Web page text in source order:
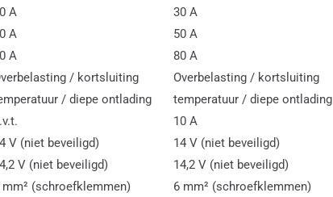
A
A
A
/ kortsluiting
/ diepe ontlading
V (niet beveiligd)
V (niet beveiligd)
mm² (schroefklemmen)
30 A
50 A
80 A
Overbelasting / kortsluiting
temperatuur / diepe ontlading
10 A
14 V (niet beveiligd)
14,2 V (niet beveiligd)
6 mm² (schroefklemmen)